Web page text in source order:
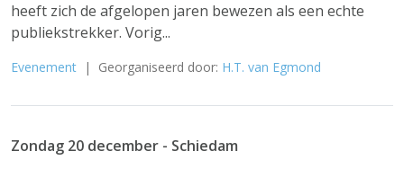
heeft zich de afgelopen jaren bewezen als een echte
publiekstrekker. Vorig...
Evenement | Georganiseerd door: H.T. van Egmond
Zondag 20 december - Schiedam